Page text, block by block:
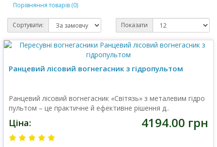
Порівняння товарів (0)
Сортувати: Показати
Ранцевий лісовий вогнегасник з гідропультом
Ранцевий лісовий вогнегасник «Світязь» з металевим гідро
пультом – це практичне й ефективне рішення д..
Ціна: 4194.00 грн